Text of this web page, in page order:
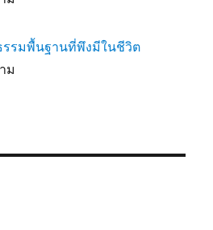
รมพื้นฐานที่พึงมีในชีวิต
ม